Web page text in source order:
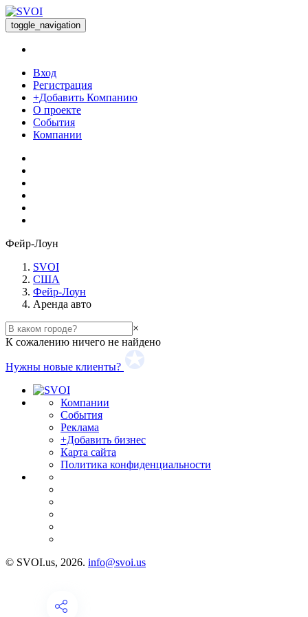
toggle_navigation
Вход
Регистрация
+Добавить Компанию
О проекте
События
Компании
Фейр-Лоун
SVOI
США
Фейр-Лоун
Аренда авто
×
К сожалению ничего не найдено
Нужны новые клиенты?
Компании
События
Реклама
+Добавить бизнес
Карта сайта
Политика конфиденциальности
© SVOI.us, 2026. info@svoi.us